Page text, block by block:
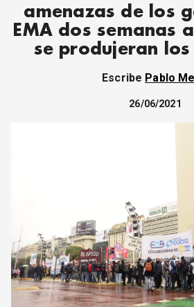
MOVIMIENTO
MUJER
ECONOMÍA
JUVENTUD
CORREO DE
ALTAMIRA
Política Obrera
CONTACTO
amenazas de los
EMA dos semanas
se produjeran los
Escribe Pablo
26/06/2021